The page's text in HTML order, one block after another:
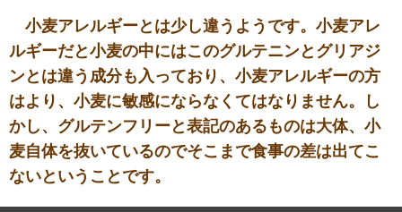
小麦アレルギーとは少し違うようです。小麦アレ
ルギーだと小麦の中にはこのグルテニンとグリアジ
ンとは違う成分も入っており、小麦アレルギーの方
はより、小麦に敏感にならなくてはなりません。し
かし、グルテンフリーと表記のあるものは大体、小
麦自体を抜いているのでそこまで食事の差は出てこ
ないということです。